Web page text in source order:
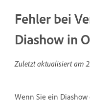
Fehler bei
Diashow in
Zuletzt aktualisiert am
Wenn Sie ein